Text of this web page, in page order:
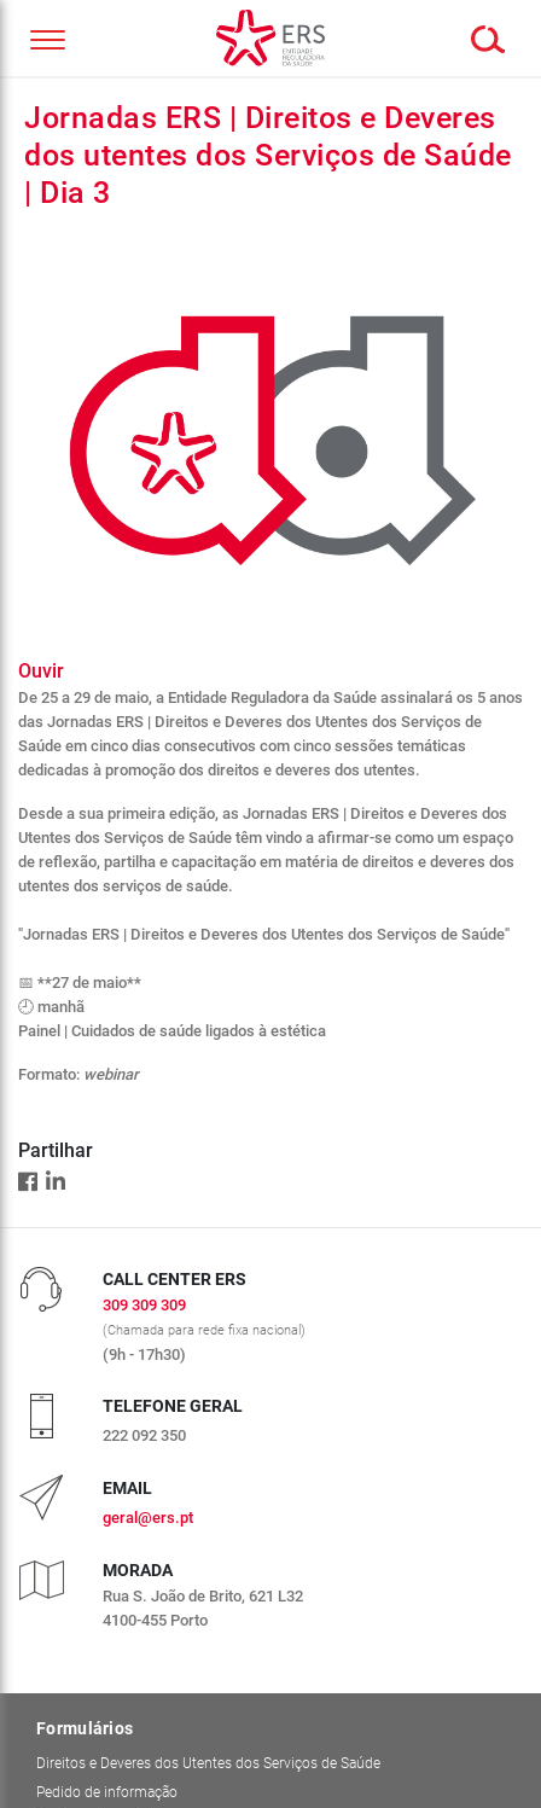
Jornadas ERS | Direitos e Deveres
dos utentes dos Serviços de Saúde
| Dia 3
Ouvir
De 25 a 29 de maio, a Entidade Reguladora da Saúde assinalará os 5 anos
das Jornadas ERS | Direitos e Deveres dos Utentes dos Serviços de
Saúde em cinco dias consecutivos com cinco sessões temáticas
dedicadas à promoção dos direitos e deveres dos utentes.
Desde a sua primeira edição, as Jornadas ERS | Direitos e Deveres dos
Utentes dos Serviços de Saúde têm vindo a afirmar-se como um espaço
de reflexão, partilha e capacitação em matéria de direitos e deveres dos
utentes dos serviços de saúde.
"Jornadas ERS | Direitos e Deveres dos Utentes dos Serviços de Saúde"
📅 **27 de maio**
🕘 manhã
Painel | Cuidados de saúde ligados à estética
Formato: webinar
Partilhar
CALL CENTER ERS
309 309 309
(Chamada para rede fixa nacional)
(9h - 17h30)
TELEFONE GERAL
222 092 350
EMAIL
geral@ers.pt
MORADA
Rua S. João de Brito, 621 L32
4100-455 Porto
Formulários
Direitos e Deveres dos Utentes dos Serviços de Saúde
Pedido de informação